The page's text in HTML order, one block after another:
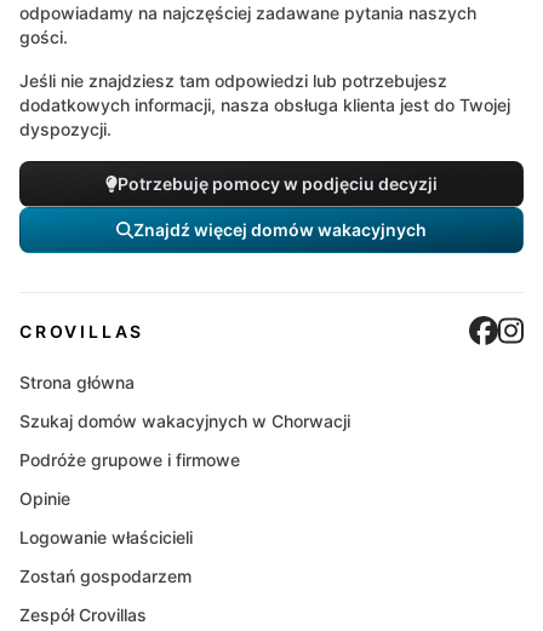
odpowiadamy na najczęściej zadawane pytania naszych
gości.
Jeśli nie znajdziesz tam odpowiedzi lub potrzebujesz
dodatkowych informacji, nasza obsługa klienta jest do Twojej
dyspozycji.
Potrzebuję pomocy w podjęciu decyzji
Znajdź więcej domów wakacyjnych
CROVILLAS
Strona główna
Szukaj domów wakacyjnych w Chorwacji
Podróże grupowe i firmowe
Opinie
Logowanie właścicieli
Zostań gospodarzem
Zespół Crovillas